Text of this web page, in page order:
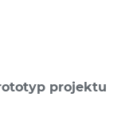
projektu